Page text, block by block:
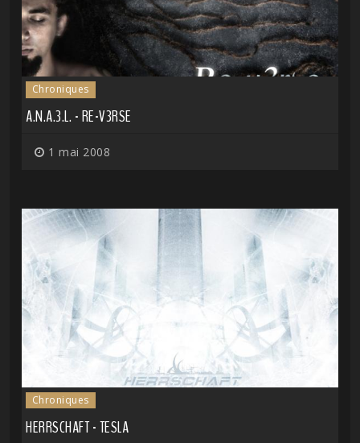
Chroniques
A.N.A.3.L. - RE-V3RSE
1 mai 2008
Chroniques
HERRSCHAFT - TESLA